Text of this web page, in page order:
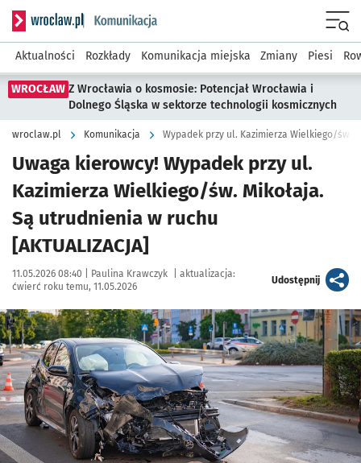
Serwis informacyjny wroclaw.pl podserwis: Komunikacja
Aktualności Rozkłady Komunikacja miejska Zmiany Piesi
WROCŁAW Z Wrocławia o kosmosie: Potencjał Wrocławia i
Dolnego Śląska w sektorze technologii kosmicznych
wroclaw.pl Komunikacja Wypadek przy ul. Kazimierza Wielkiego/św.
Uwaga kierowcy! Wypadek przy ul.
Kazimierza Wielkiego/św. Mikołaja.
Są utrudnienia w ruchu
[AKTUALIZACJA]
Data publikacji:
11.05.2026 08:40 | Autor:
Paulina Krawczyk
aktualizacja:
ćwierć roku temu, 11.05.2026
Udostępnijartykuł
Kliknij, aby zobaczyć galerię
Kliknij, aby powiększyć